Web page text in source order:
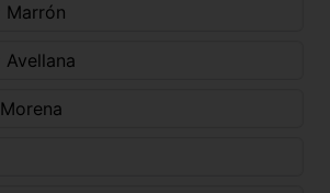
Marrón
Avellana
Morena